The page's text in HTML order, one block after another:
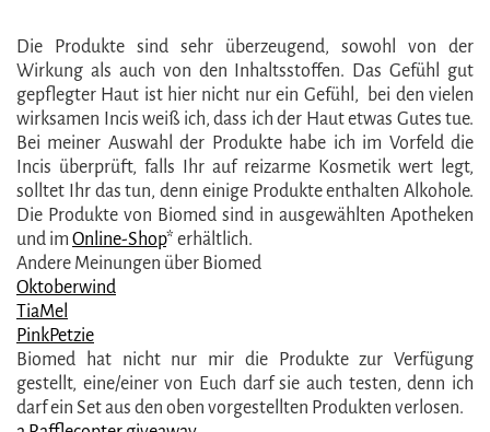
Die Produkte sind sehr überzeugend, sowohl von der
Wirkung als auch von den Inhaltsstoffen. Das Gefühl gut
gepflegter Haut ist hier nicht nur ein Gefühl, bei den vielen
wirksamen Incis weiß ich, dass ich der Haut etwas Gutes tue.
Bei meiner Auswahl der Produkte habe ich im Vorfeld die
Incis überprüft, falls Ihr auf reizarme Kosmetik wert legt,
solltet Ihr das tun, denn einige Produkte enthalten Alkohole.
Die Produkte von Biomed sind in ausgewählten Apotheken
und im Online-Shop* erhältlich.
Andere Meinungen über Biomed
Oktoberwind
TiaMel
PinkPetzie
Biomed hat nicht nur mir die Produkte zur Verfügung
gestellt, eine/einer von Euch darf sie auch testen, denn ich
darf ein Set aus den oben vorgestellten Produkten verlosen.